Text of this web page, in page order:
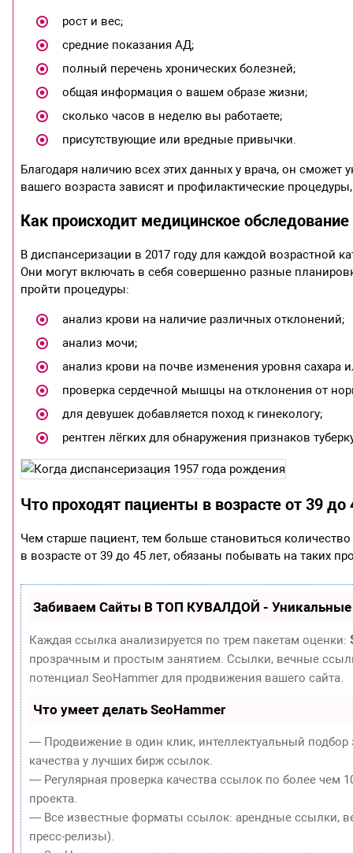
рост и вес;
средние показания АД;
полный перечень хронических болезней;
общая информация о вашем образе жизни;
сколько часов в неделю вы работаете;
присутствующие или вредные привычки.
Благодаря наличию всех этих данных у врача, он
вашего возраста зависят и профилактические
Как происходит медицинское
В диспансеризации в 2017 году для каждой возрастной
Они могут включать в себя совершенно разные
пройти процедуры:
анализ крови на наличие различных отклонений;
анализ мочи;
анализ крови на почве изменения уровня сахара
проверка сердечной мышцы на отклонения от
для девушек добавляется поход к гинекологу;
рентген лёгких для обнаружения признаков
Что проходят пациенты в возрасте от 39 до
Чем старше пациент, тем больше становиться
в возрасте от 39 до 45 лет, обязаны побывать на таких
Забиваем Сайты В ТОП КУВАЛДОЙ - Уникальные
Каждая ссылка анализируется по трем пакетам оценки:
прозрачным и простым занятием. Ссылки, вечные
потенциал SeoHammer для продвижения вашего сайта.
Что умеет делать SeoHammer
— Продвижение в один клик, интеллектуальный
качества у лучших бирж ссылок.
— Регулярная проверка качества ссылок по более чем
проекта.
— Все известные форматы ссылок: арендные ссылки,
пресс-релизы).